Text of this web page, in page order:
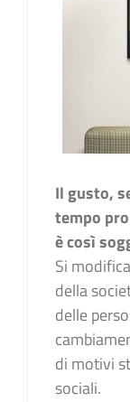
Il gusto,
tempo
è così
Si
della
delle
di motivi
sociali.